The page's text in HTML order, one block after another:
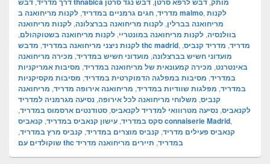
מדריד, חגים גרמניים במדריד, לקנות מריחואנה ב malmo, לקנות
מריחואנה בברלין, לקנות מריחואנה בברצלונה, לקנות מריחואנה
בוולנסיה, לקנות מריחואנה במונטריי, לקנות מריחואנה בשטוקהולם,
לקנות ניצני מריחואנה במדריד, מדבש thc madrid, מדריד, מדריד קנביס,
מועדוני חשיש בברצלונה, מועדוני חשיש במדריד, מכירה מריחואנה
באינטרנט, מכירה קמעונאית של מריחואנה במדריד, מסיבות אמריקניות
במדריד, מסיבות במפלגה הדמוקרטית במדריד, מסיבות מקסיקניות
במדריד, מפלגות שוודיות במדריד, מריחואנה אירופה מדריד, מריחואנה
קנביס, משלוחי מריחואנה לכל אירופה, נסיעה מגרמניה למדריד
לקנאביס, נסיעה מטרווואי למדריד לקנאביס, סטודנטים ארסמוס במדריד,
סקס במדריד, עישון קנאביס במדריד, קנאביס connaiserie Madrid,
קנאביס פעילים מדריד, קנביס מוצרים במדריד, קנביס מרץ במדריד,
שוקולדים עם thc במדריד, תיירים מריחואנה מדריד